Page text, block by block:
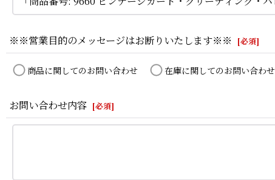
※※営業目的のメッセージはお断りいたします※※ [必須]
商品に関してのお問い合わせ 在庫に関してのお問い合わせ
お問い合わせ内容 [必須]